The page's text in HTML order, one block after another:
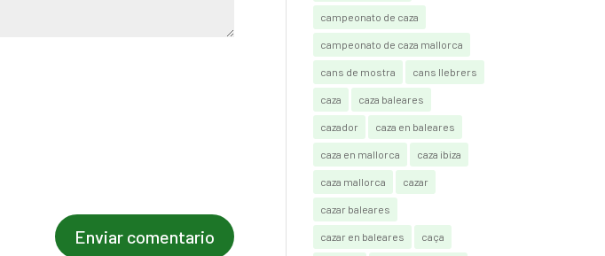
campeonato de caza
campeonato de caza mallorca
cans de mostra cans llebrers
caza caza baleares
cazador caza en baleares
caza en mallorca caza ibiza
caza mallorca cazar
cazar baleares
cazar en baleares caça